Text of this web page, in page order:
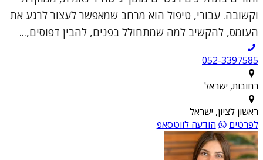
וקשובה. עבורי, טיפול הוא מרחב שמאפשר לעצור לרגע את
העומס, להקשיב למה שמתחולל בפנים, להבין דפוסים,...
052-3397585
רחובות, ישראל
ראשון לציון, ישראל
לפרטים
הודעה לווטסאפ